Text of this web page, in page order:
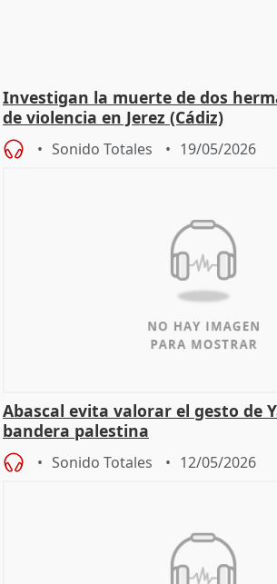
Investigan la muerte de dos
de violencia en Jerez (Cádiz)
Sonido Totales 19/05/2026
Abascal evita valorar el gesto de
bandera palestina
Sonido Totales 12/05/2026